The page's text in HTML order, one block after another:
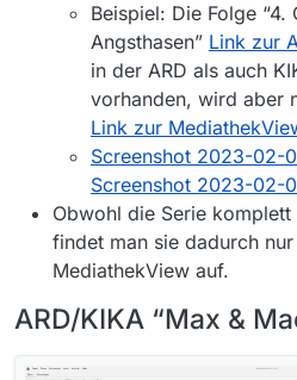
Beispiel: Die Folge
Angsthasen” Link zur
in der ARD als auch
vorhanden, wird aber
Link zur
Screenshot 2023-02-
Screenshot 2023-02-
Obwohl die Serie
findet man sie dadurch
MediathekView auf.
ARD/KIKA “Max &